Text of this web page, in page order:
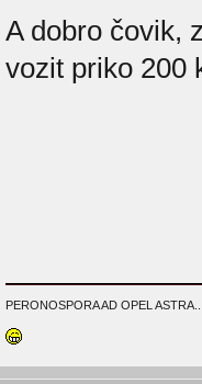
A dobro čovik,
vozit priko 200
PERONOSPORA AD OPEL